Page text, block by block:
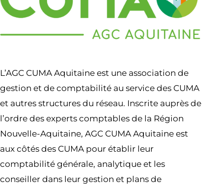
L’AGC CUMA Aquitaine est une association de
gestion et de comptabilité au service des CUMA
et autres structures du réseau. Inscrite auprès de
l’ordre des experts comptables de la Région
Nouvelle-Aquitaine, AGC CUMA Aquitaine est
aux côtés des CUMA pour établir leur
comptabilité générale, analytique et les
conseiller dans leur gestion et plans de